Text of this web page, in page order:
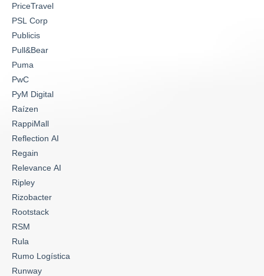
PriceTravel
PSL Corp
Publicis
Pull&Bear
Puma
PwC
PyM Digital
Raízen
RappiMall
Reflection AI
Regain
Relevance AI
Ripley
Rizobacter
Rootstack
RSM
Rula
Rumo Logística
Runway